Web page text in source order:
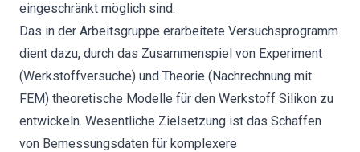
eingeschränkt möglich sind.
Das in der Arbeitsgruppe erarbeitete Versuchsprogramm
dient dazu, durch das Zusammenspiel von Experiment
(Werkstoffversuche) und Theorie (Nachrechnung mit
FEM) theoretische Modelle für den Werkstoff Silikon zu
entwickeln. Wesentliche Zielsetzung ist das Schaffen
von Bemessungsdaten für komplexere